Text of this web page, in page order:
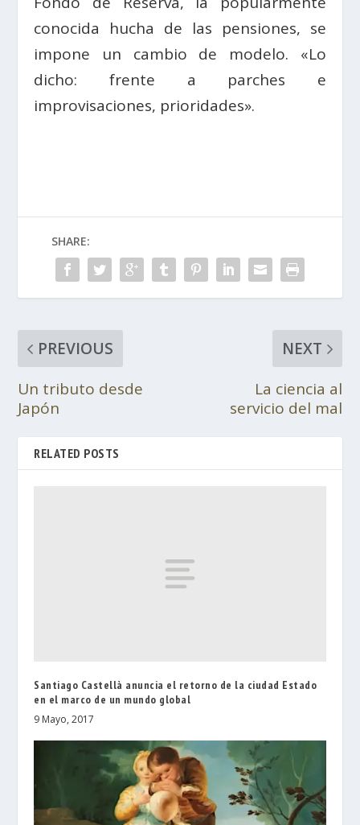
conocida hucha de las pensiones, se
impone un cambio de modelo. «Lo
dicho: frente a parches e
improvisaciones, prioridades».
SHARE:
PREVIOUS
Un tributo desde
Japón
NEXT
La ciencia al
servicio del mal
RELATED POSTS
Santiago Castellà anuncia el retorno de la ciudad Estado
en el marco de un mundo global
9 Mayo, 2017